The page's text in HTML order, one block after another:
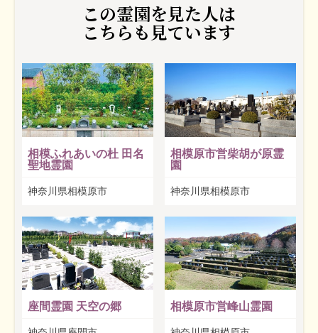
この霊園を見た人は
こちらも見ています
相模ふれあいの杜 田名
聖地霊園
神奈川県相模原市
相模原市営柴胡が原霊
園
神奈川県相模原市
座間霊園 天空の郷 相模原市営峰山霊園